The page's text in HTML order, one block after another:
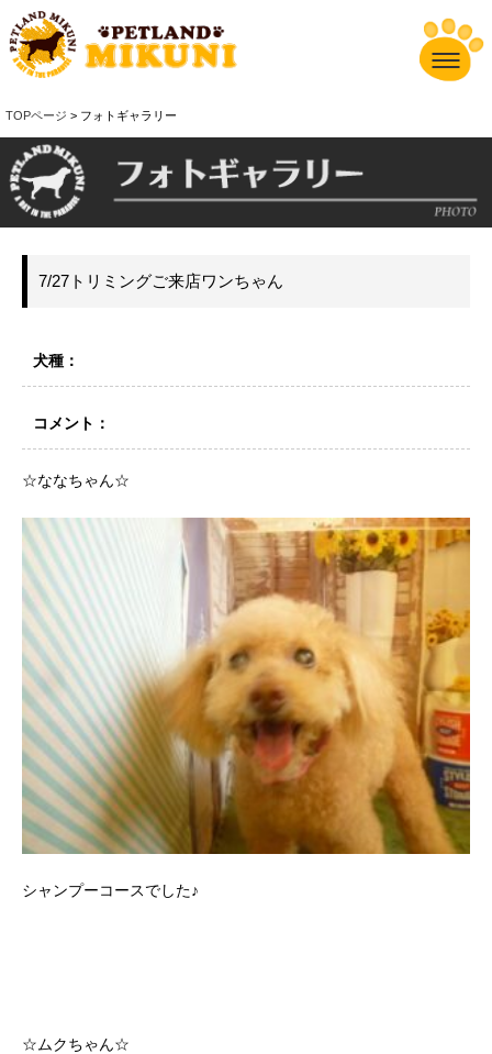
TOPページ > フォトギャラリー
7/27トリミングご来店ワンちゃん
犬種：
コメント：
☆ななちゃん☆
シャンプーコースでした♪
☆ムクちゃん☆